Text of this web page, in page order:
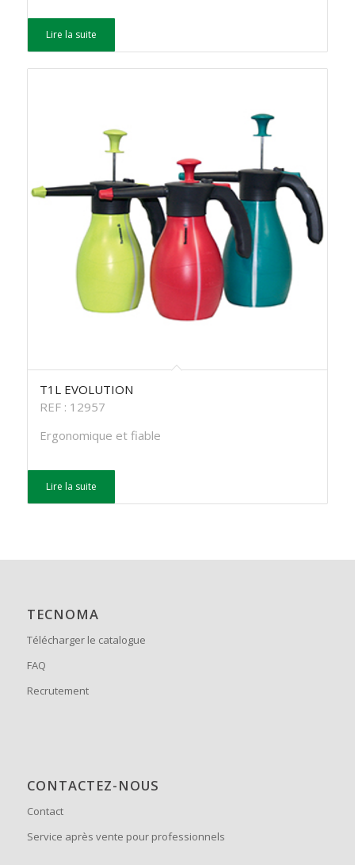
Lire la suite
T1L EVOLUTION
REF : 12957
Ergonomique et fiable
Lire la suite
TECNOMA
Télécharger le catalogue
FAQ
Recrutement
CONTACTEZ-NOUS
Contact
Service après vente pour professionnels